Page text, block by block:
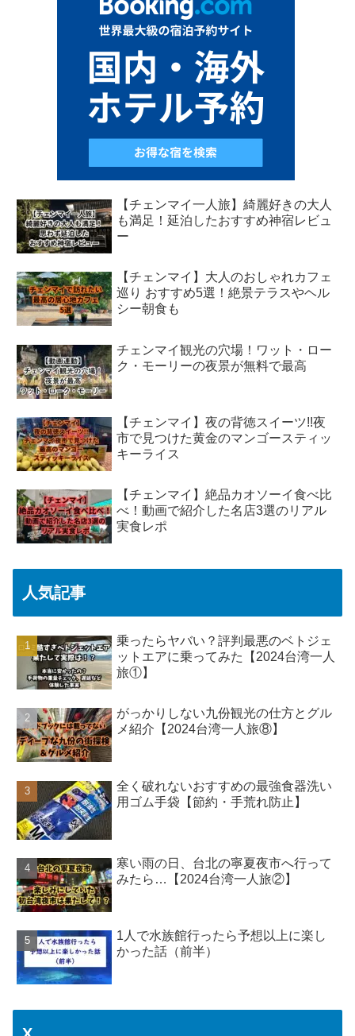
【チェンマイ一人旅】綺麗好きの大人
も満足！延泊したおすすめ神宿レビュ
ー
【チェンマイ】大人のおしゃれカフェ
巡り おすすめ5選！絶景テラスやヘル
シー朝食も
チェンマイ観光の穴場！ワット・ロー
ク・モーリーの夜景が無料で最高
【チェンマイ】夜の背徳スイーツ!!夜
市で見つけた黄金のマンゴースティッ
キーライス
【チェンマイ】絶品カオソーイ食べ比
べ！動画で紹介した名店3選のリアル
実食レポ
人気記事
乗ったらヤバい？評判最悪のベトジェ
ットエアに乗ってみた【2024台湾一人
旅①】
がっかりしない九份観光の仕方とグル
メ紹介【2024台湾一人旅⑧】
全く破れないおすすめの最強食器洗い
用ゴム手袋【節約・手荒れ防止】
寒い雨の日、台北の寧夏夜市へ行って
みたら…【2024台湾一人旅②】
1人で水族館行ったら予想以上に楽し
かった話（前半）